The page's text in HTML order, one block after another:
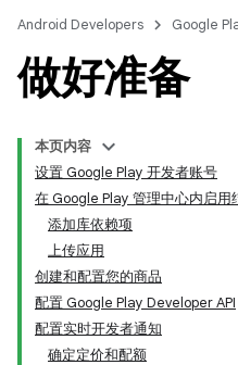
Android Developers Google
做好准备
本页内容
设置 Google Play 开发者账号
在 Google Play 管理中心内启用
添加库依赖项
上传应用
创建和配置您的商品
配置 Google Play Developer API
配置实时开发者通知
确定定价和配额